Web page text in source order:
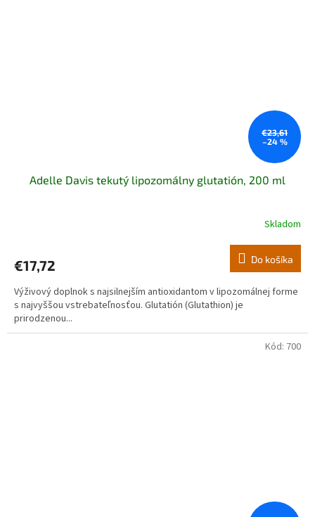
€23,61
–24 %
Adelle Davis tekutý lipozomálny glutatión, 200 ml
je
z
5
hviezdičiek.
Skladom
€17,72 Do košíka
Výživový doplnok s najsilnejším antioxidantom v lipozomálnej forme
s najvyššou vstrebateľnosťou. Glutatión (Glutathion) je
prirodzenou...
Kód: 700